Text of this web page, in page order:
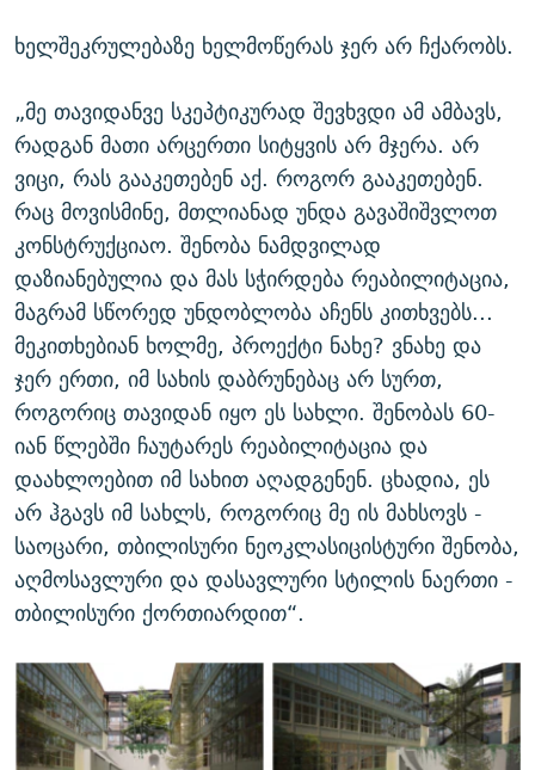
ხელშეკრულებაზე ხელმოწერას ჯერ არ ჩქარობს.
„მე თავიდანვე სკეპტიკურად შევხვდი ამ ამბავს,
რადგან მათი არცერთი სიტყვის არ მჯერა. არ
ვიცი, რას გააკეთებენ აქ. როგორ გააკეთებენ.
რაც მოვისმინე, მთლიანად უნდა გავაშიშვლოთ
კონსტრუქციაო. შენობა ნამდვილად
დაზიანებულია და მას სჭირდება რეაბილიტაცია,
მაგრამ სწორედ უნდობლობა აჩენს კითხვებს...
მეკითხებიან ხოლმე, პროექტი ნახე? ვნახე და
ჯერ ერთი, იმ სახის დაბრუნებაც არ სურთ,
როგორიც თავიდან იყო ეს სახლი. შენობას 60-
იან წლებში ჩაუტარეს რეაბილიტაცია და
დაახლოებით იმ სახით აღადგენენ. ცხადია, ეს
არ ჰგავს იმ სახლს, როგორიც მე ის მახსოვს -
საოცარი, თბილისური ნეოკლასიცისტური შენობა,
აღმოსავლური და დასავლური სტილის ნაერთი -
თბილისური ქორთიარდით“.